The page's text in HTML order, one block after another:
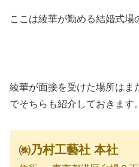
ここは綾華が勤める結婚式場
綾華が面接を受けた場所はま
でそちらも紹介しておきます。
㈱乃村工藝社 本社